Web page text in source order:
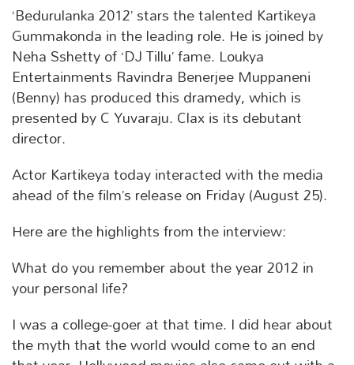
‘Bedurulanka 2012’ stars the talented Kartikeya
Gummakonda in the leading role. He is joined by
Neha Sshetty of ‘DJ Tillu’ fame. Loukya
Entertainments Ravindra Benerjee Muppaneni
(Benny) has produced this dramedy, which is
presented by C Yuvaraju. Clax is its debutant
director.
Actor Kartikeya today interacted with the media
ahead of the film’s release on Friday (August 25).
Here are the highlights from the interview:
What do you remember about the year 2012 in
your personal life?
I was a college-goer at that time. I did hear about
the myth that the world would come to an end